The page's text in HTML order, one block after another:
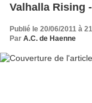
Valhalla Rising
Publié le 20/06/2011 à
Par A.C. de Haenne